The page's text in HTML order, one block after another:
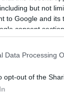
but not
to Google and
consent section.
Data Processing
opt-out of the
hat
így a
online